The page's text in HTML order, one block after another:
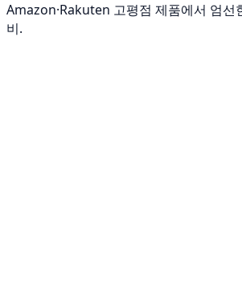
Amazon·Rakuten 고평점 제품에서 엄선
비.